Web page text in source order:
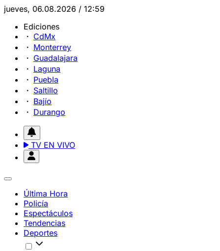
jueves, 06.08.2026 / 12:59
Ediciones
CdMx
Monterrey
Guadalajara
Laguna
Puebla
Saltillo
Bajío
Durango
TV EN VIVO
Última Hora
Policía
Espectáculos
Tendencias
Deportes